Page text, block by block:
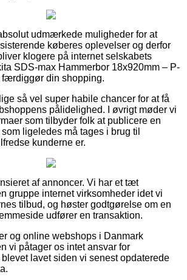
udmærkede muligheder for at
køberes oplevelser og derfor
klogere på internet selskabets
SDS-max Hammerbor 18x920mm – P-
din shopping.
så vel super habile chancer for at få
pålidelighed. I øvrigt møder vi
som tilbyder folk at publicere en
ligeledes må tages i brug til
kunderne er.
af annoncer. Vi har et tæt
gruppe internet virksomheder idet vi
tilbud, og høster godtgørelse om en
udfører en transaktion.
og online webshops i Danmark
vi påtager os intet ansvar for
lavet siden vi senest opdaterede